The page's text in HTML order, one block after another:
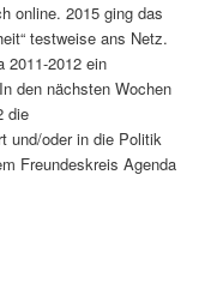
online. 2015 ging das
testweise ans Netz.
2011-2012 ein
den nächsten Wochen
die
und/oder in die Politik
Freundeskreis Agenda